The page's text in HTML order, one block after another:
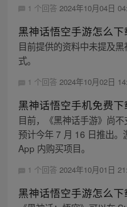
1 个回答 2024年10月04日
黑神话悟空手游怎么
目前提供的资料中未提及
式。
1 个回答 2024年10月02日
黑神话悟空手机免费下
目前，《黑神话手游》尚不
预计今年 7 月 16 日推出
App 内购买项目。
1 个回答 2024年10月01日
黑神话悟空手游怎么下